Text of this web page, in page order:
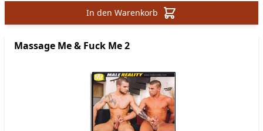
In den Warenkorb
Massage Me & Fuck Me 2